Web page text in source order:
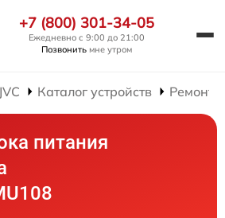
+7 (800) 301-34-05
Ежедневно с 9:00 до 21:00
Позвонить мне утром
Каталог устройств Ремонт
питания